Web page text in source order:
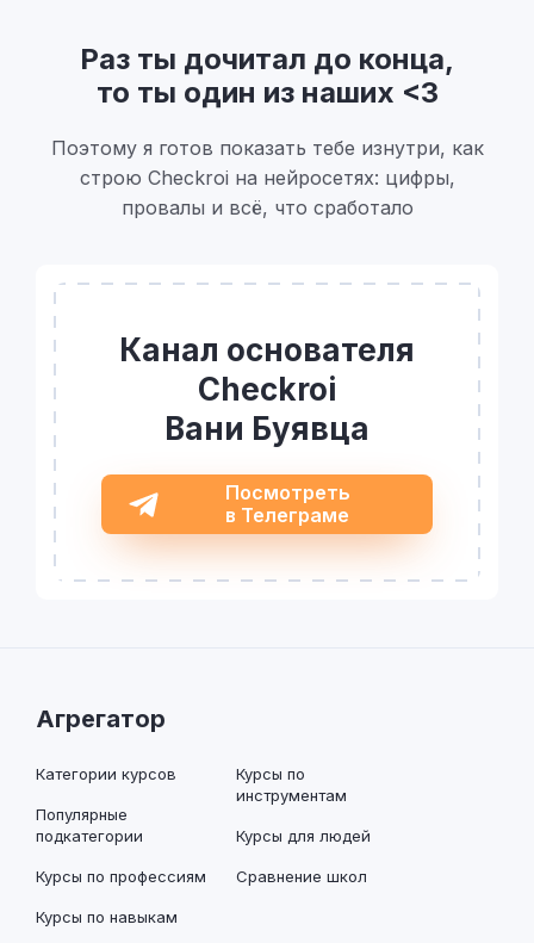
Раз ты дочитал до конца,
то ты один из наших <3
Поэтому я готов показать тебе изнутри, как
строю Checkroi на нейросетях: цифры,
провалы и всё, что сработало
Канал основателя
Checkroi
Вани Буявца
Посмотреть
в Телеграме
Агрегатор
Категории курсов
Популярные
подкатегории
Курсы по профессиям
Курсы по навыкам
Курсы по
инструментам
Курсы для людей
Сравнение школ